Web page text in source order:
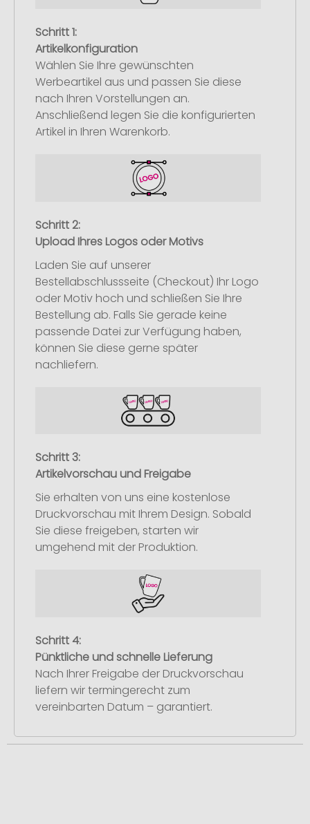
Schritt 1:
Artikelkonfiguration
Wählen Sie Ihre gewünschten
Werbeartikel aus und passen Sie diese
nach Ihren Vorstellungen an.
Anschließend legen Sie die konfigurierten
Artikel in Ihren Warenkorb.
Schritt 2:
Upload Ihres Logos oder Motivs
Laden Sie auf unserer
Bestellabschlussseite (Checkout) Ihr Logo
oder Motiv hoch und schließen Sie Ihre
Bestellung ab. Falls Sie gerade keine
passende Datei zur Verfügung haben,
können Sie diese gerne später
nachliefern.
Schritt 3:
Artikelvorschau und Freigabe
Sie erhalten von uns eine kostenlose
Druckvorschau mit Ihrem Design. Sobald
Sie diese freigeben, starten wir
umgehend mit der Produktion.
Schritt 4:
Pünktliche und schnelle Lieferung
Nach Ihrer Freigabe der Druckvorschau
liefern wir termingerecht zum
vereinbarten Datum – garantiert.